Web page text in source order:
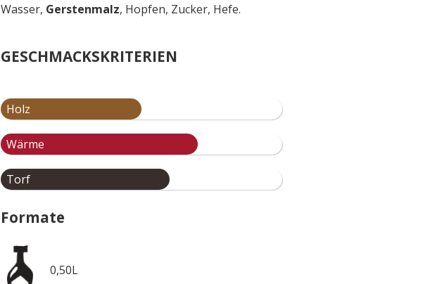
Wasser, Gerstenmalz, Hopfen, Zucker, Hefe.
GESCHMACKSKRITERIEN
Holz
Wärme
Torf
Formate
0,50L